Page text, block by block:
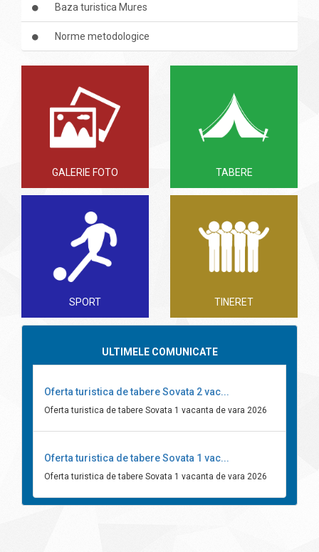
Baza turistica Mures
Norme metodologice
GALERIE FOTO TABERE
SPORT TINERET
ULTIMELE COMUNICATE
Oferta turistica de tabere Sovata 2 vac...
Oferta turistica de tabere Sovata 1 vacanta de vara 2026
Oferta turistica de tabere Sovata 1 vac...
Oferta turistica de tabere Sovata 1 vacanta de vara 2026